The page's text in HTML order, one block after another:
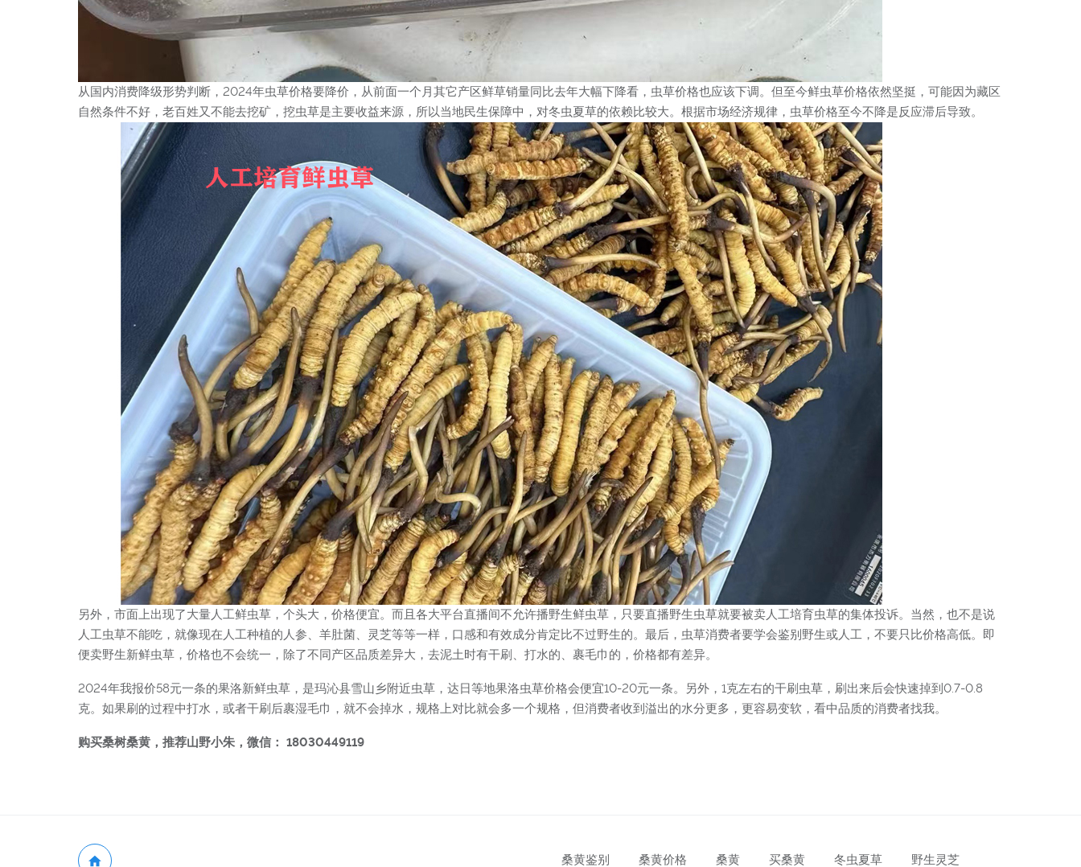
从国内消费降级形势判断，2024年虫草价格要降价，从前面一个月其它产区鲜草销量同比去年大幅下降看，虫草价格也应该下调。但至今鲜虫草价格依然坚挺，可能因为藏区
自然条件不好，老百姓又不能去挖矿，挖虫草是主要收益来源，所以当地民生保障中，对冬虫夏草的依赖比较大。根据市场经济规律，虫草价格至今不降是反应滞后导致。
另外，市面上出现了大量人工鲜虫草，个头大，价格便宜。而且各大平台直播间不允许播野生鲜虫草，只要直播野生虫草就要被卖人工培育虫草的集体投诉。当然，也不是说
人工虫草不能吃，就像现在人工种植的人参、羊肚菌、灵芝等等一样，口感和有效成分肯定比不过野生的。最后，虫草消费者要学会鉴别野生或人工，不要只比价格高低。即
便卖野生新鲜虫草，价格也不会统一，除了不同产区品质差异大，去泥土时有干刷、打水的、裹毛巾的，价格都有差异。
2024年我报价58元一条的果洛新鲜虫草，是玛沁县雪山乡附近虫草，达日等地果洛虫草价格会便宜10-20元一条。另外，1克左右的干刷虫草，刷出来后会快速掉到0.7-0.8
克。如果刷的过程中打水，或者干刷后裹湿毛巾，就不会掉水，规格上对比就会多一个规格，但消费者收到溢出的水分更多，更容易变软，看中品质的消费者找我。
购买桑树桑黄，推荐山野小朱，微信： 18030449119
桑黄鉴别 桑黄价格 桑黄 买桑黄 冬虫夏草 野生灵芝